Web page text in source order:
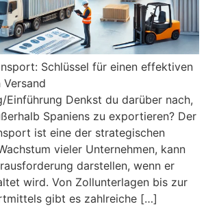
Schlüssel für einen effektiven
Einführung Denkst du darüber nach,
Spaniens zu exportieren? Der
ist eine der strategischen
vieler Unternehmen, kann
darstellen, wenn er
wird. Von Zollunterlagen bis zur
gibt es zahlreiche […]